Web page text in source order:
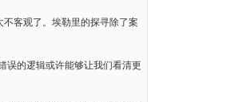
不客观了。埃勒里的探寻除了案
误的逻辑或许能够让我们看清更